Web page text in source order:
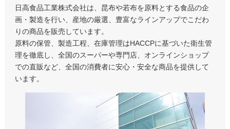
日高食品工業株式会社は、昆布や若布を原料とする食品の企
画・製造を行い、産地の厳選、豊富なラインアップでこだわ
りの商品を販売しています。
原料の保管、製造工程、在庫管理はHACCPに基づいた衛生管
理を徹底し、全国のスーパーや専門店、オンラインショップ
での直販など、全国の消費者に安心・安全な商品を提供して
います。